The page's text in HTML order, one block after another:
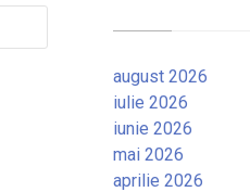
august 2026
iulie 2026
iunie 2026
mai 2026
aprilie 2026